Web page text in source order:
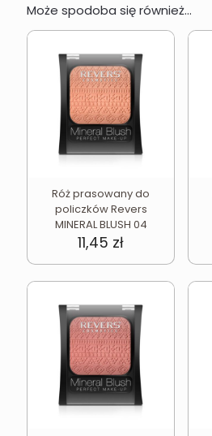
Może spodoba się również…
Róż prasowany do
policzków Revers
MINERAL BLUSH 04
11,45 zł